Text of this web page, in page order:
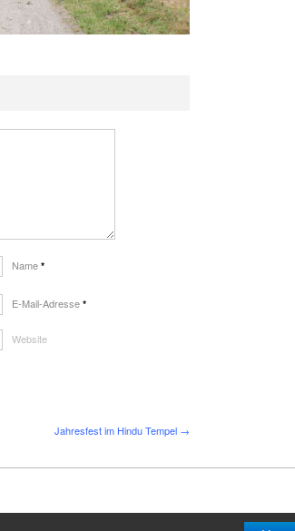
Name *
E-Mail-Adresse *
Website
Jahresfest im Hindu Tempel →